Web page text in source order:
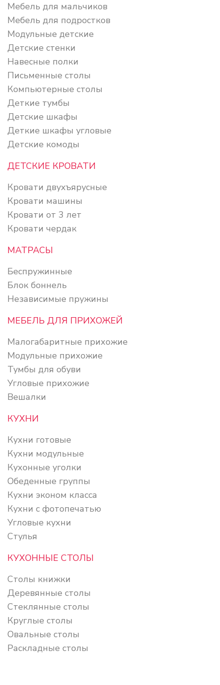
Мебель для мальчиков
Мебель для подростков
Модульные детские
Детские стенки
Навесные полки
Письменные столы
Компьютерные столы
Деткие тумбы
Детские шкафы
Деткие шкафы угловые
Детские комоды
ДЕТСКИЕ КРОВАТИ
Кровати двухъярусные
Кровати машины
Кровати от 3 лет
Кровати чердак
МАТРАСЫ
Беспружинные
Блок боннель
Независимые пружины
МЕБЕЛЬ ДЛЯ ПРИХОЖЕЙ
Малогабаритные прихожие
Модульные прихожие
Тумбы для обуви
Угловые прихожие
Вешалки
КУХНИ
Кухни готовые
Кухни модульные
Кухонные уголки
Обеденные группы
Кухни эконом класса
Кухни с фотопечатью
Угловые кухни
Стулья
КУХОННЫЕ СТОЛЫ
Столы книжки
Деревянные столы
Стеклянные столы
Круглые столы
Овальные столы
Раскладные столы